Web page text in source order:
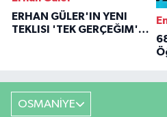
ERHAN GÜLER'IN YENI
TEKLISI 'TEK GERÇEĞIM'LE
OSMANİYE